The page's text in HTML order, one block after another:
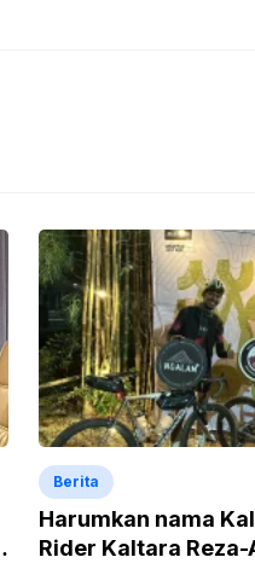
Berita
Harumkan nama
Rider Kaltara Reza-